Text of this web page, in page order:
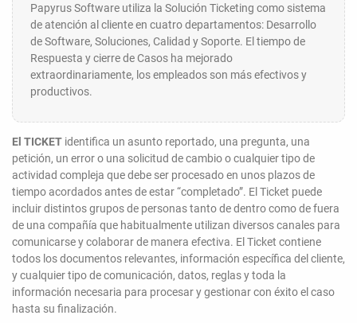
Papyrus Software utiliza la Solución Ticketing como sistema
de atención al cliente en cuatro departamentos: Desarrollo
de Software, Soluciones, Calidad y Soporte. El tiempo de
Respuesta y cierre de Casos ha mejorado
extraordinariamente, los empleados son más efectivos y
productivos.
El TICKET identifica un asunto reportado, una pregunta, una
petición, un error o una solicitud de cambio o cualquier tipo de
actividad compleja que debe ser procesado en unos plazos de
tiempo acordados antes de estar “completado”. El Ticket puede
incluir distintos grupos de personas tanto de dentro como de fuera
de una compañía que habitualmente utilizan diversos canales para
comunicarse y colaborar de manera efectiva. El Ticket contiene
todos los documentos relevantes, información específica del cliente,
y cualquier tipo de comunicación, datos, reglas y toda la
información necesaria para procesar y gestionar con éxito el caso
hasta su finalización.